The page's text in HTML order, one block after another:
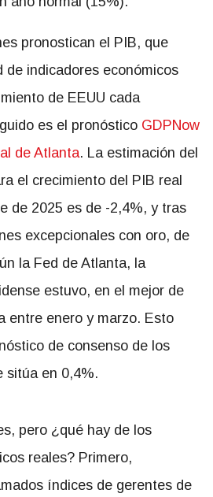
pronostican el PIB, que
de indicadores económicos
de EEUU cada
es el pronóstico GDPNow
de Atlanta. La estimación del
el crecimiento del PIB real
de 2025 es de -2,4%, y tras
excepcionales con oro, de
la Fed de Atlanta, la
estuvo, en el mejor de
entre enero y marzo. Esto
de consenso de los
sitúa en 0,4%.
pero ¿qué hay de los
reales? Primero,
índices de gerentes de